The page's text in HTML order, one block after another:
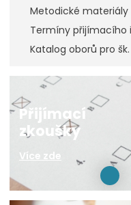
Metodické materiály
Termíny přijímacího
Katalog oborů pro
Přijímací
zkoušky
Více zde